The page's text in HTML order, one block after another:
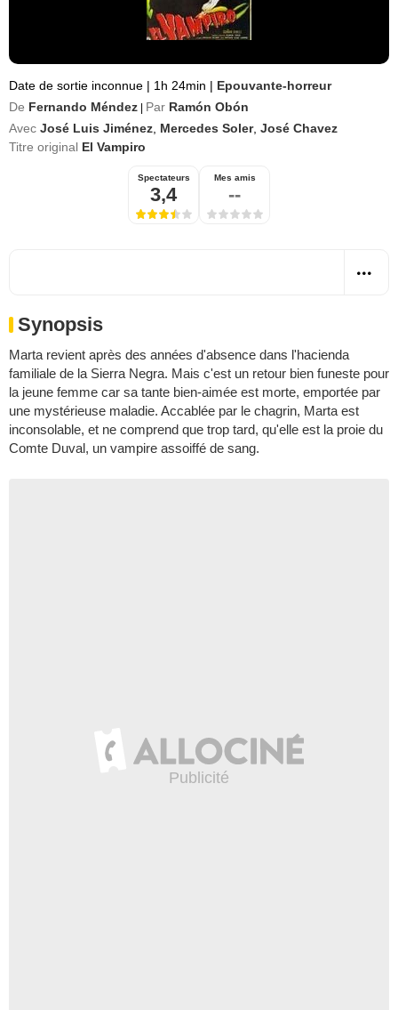
Date de sortie inconnue | 1h 24min | Epouvante-horreur
De Fernando Méndez Par Ramón Obón
Avec José Luis Jiménez Mercedes Soler, José Chavez
Titre original El Vampiro
Spectateurs
3,4
Mes amis
--
Synopsis
Marta revient après des années d'absence dans l'hacienda
familiale de la Sierra Negra. Mais c'est un retour bien funeste pour
la jeune femme car sa tante bien-aimée est morte, emportée par
une mystérieuse maladie. Accablée par le chagrin, Marta est
inconsolable, et ne comprend que trop tard, qu'elle est la proie du
Comte Duval, un vampire assoiffé de sang.